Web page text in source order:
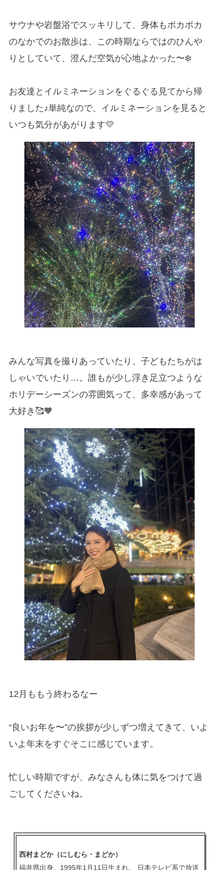
サウナや岩盤浴でスッキリして、身体もポカポカ
のなかでのお散歩は、この時期ならではのひんや
りとしていて、澄んだ空気が心地よかった〜❄️
お友達とイルミネーションをぐるぐる見てから帰
りました♪単純なので、イルミネーションを見ると
いつも気分があがります💛
みんな写真を撮りあっていたり、子どもたちがは
しゃいでいたり…。誰もが少し浮き足立つような
ホリデーシーズンの雰囲気って、多幸感があって
大好き🥰🧡
12月ももう終わるなー
“良いお年を〜”の挨拶が少しずつ増えてきて、いよ
いよ年末をすぐそこに感じています。
忙しい時期ですが、みなさんも体に気をつけて過
ごしてくださいね。
西村まどか（にしむら・まどか）
福井県出身。1995年1月11日生まれ。 日本テレビ系で放送